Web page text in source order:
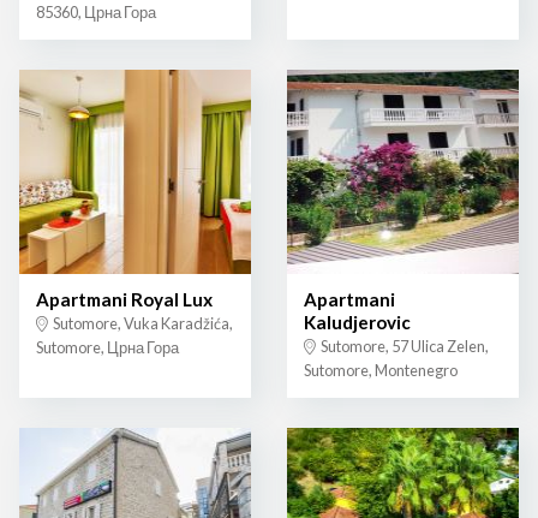
85360, Црна Гора
Apartmani Royal Lux
Sutomore, Vuka Karadžića,
Sutomore, Црна Гора
Apartmani
Kaludjerovic
Sutomore, 57 Ulica Zelen,
Sutomore, Montenegro